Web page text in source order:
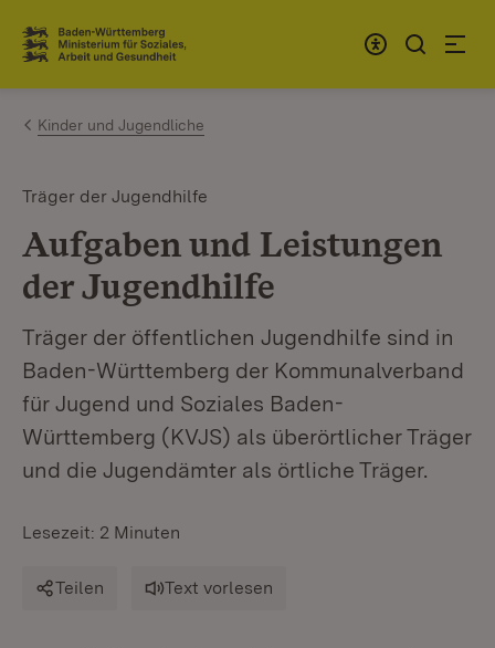
Zum Inhalt springen
Link zur Startseite
Kinder und Jugendliche
Träger der Jugendhilfe
Aufgaben und Leistungen
der Jugendhilfe
Träger der öffentlichen Jugendhilfe sind in
Baden-Württemberg der Kommunalverband
für Jugend und Soziales Baden-
Württemberg (KVJS) als überörtlicher Träger
und die Jugendämter als örtliche Träger.
Lesezeit: 2 Minuten
Teilen Text vorlesen